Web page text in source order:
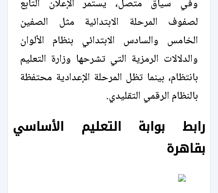
وفي سياق متصل، يستمر الإعلان التابع
لصفوف المرحلة الابتدائية مثل الصفين
الخامس والسادس الابتدائي بنظام الألوان
والدلالات الرمزية التي تشرحها وزارة التعليم
بانتظام، بينما تظل المرحلة الإعدادية محتفظة
بالنظام الرقمي التقليدي.
رابط بوابة التعليم الأساسي
بقاهرة